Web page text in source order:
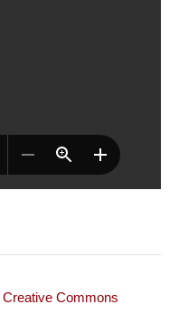
Creative Commons